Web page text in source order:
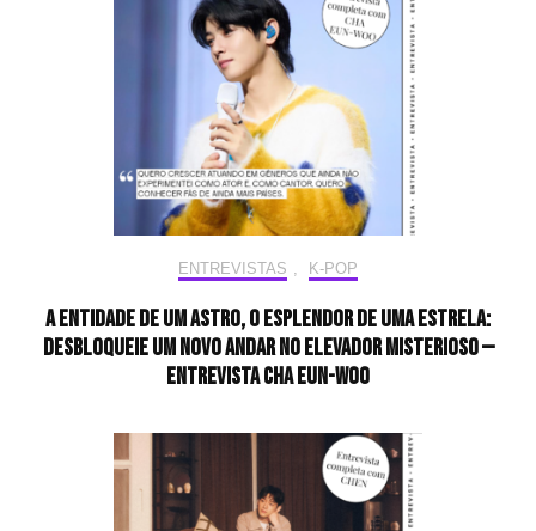
ENTREVISTAS , K-POP
A entidade de um astro, o esplendor de uma estrela:
desbloqueie um novo andar no elevador misterioso —
Entrevista CHA EUN-WOO